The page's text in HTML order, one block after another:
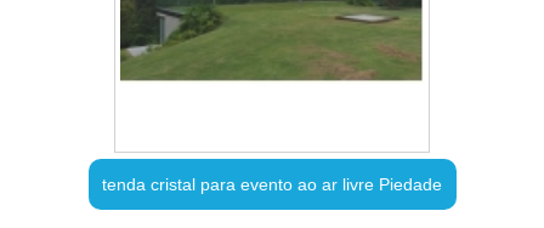
tenda cristal para evento ao ar livre Piedade